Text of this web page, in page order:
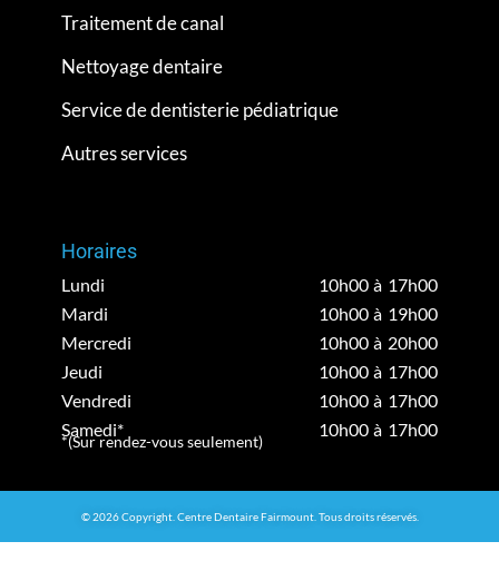
Traitement de canal
Nettoyage dentaire
Service de dentisterie pédiatrique
Autres services
Horaires
Lundi
10h00 à 17h00
Mardi
10h00 à 19h00
Mercredi
10h00 à 20h00
Jeudi
10h00 à 17h00
Vendredi
10h00 à 17h00
Samedi*
10h00 à 17h00
*(Sur rendez-vous seulement)
© 2026 Copyright. Centre Dentaire Fairmount. Tous droits réservés.